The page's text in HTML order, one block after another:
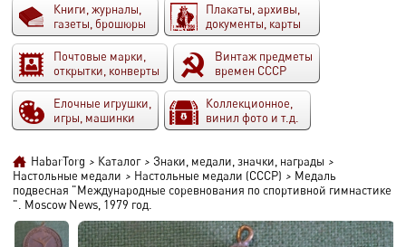
Книги, журналы,
газеты, брошюры
Плакаты, архивы,
документы, карты
Почтовые марки,
открытки, конверты
Винтаж предметы
времен СССР
Елочные игрушки,
игры, машинки
Коллекционное,
винил фото и т.д.
HabarTorg > Каталог > Знаки, медали, значки, награды >
Настольные медали > Настольные медали (СССР) > Медаль
подвесная "Международные соревнования по спортивной гимнастике
". Moscow News, 1979 год.